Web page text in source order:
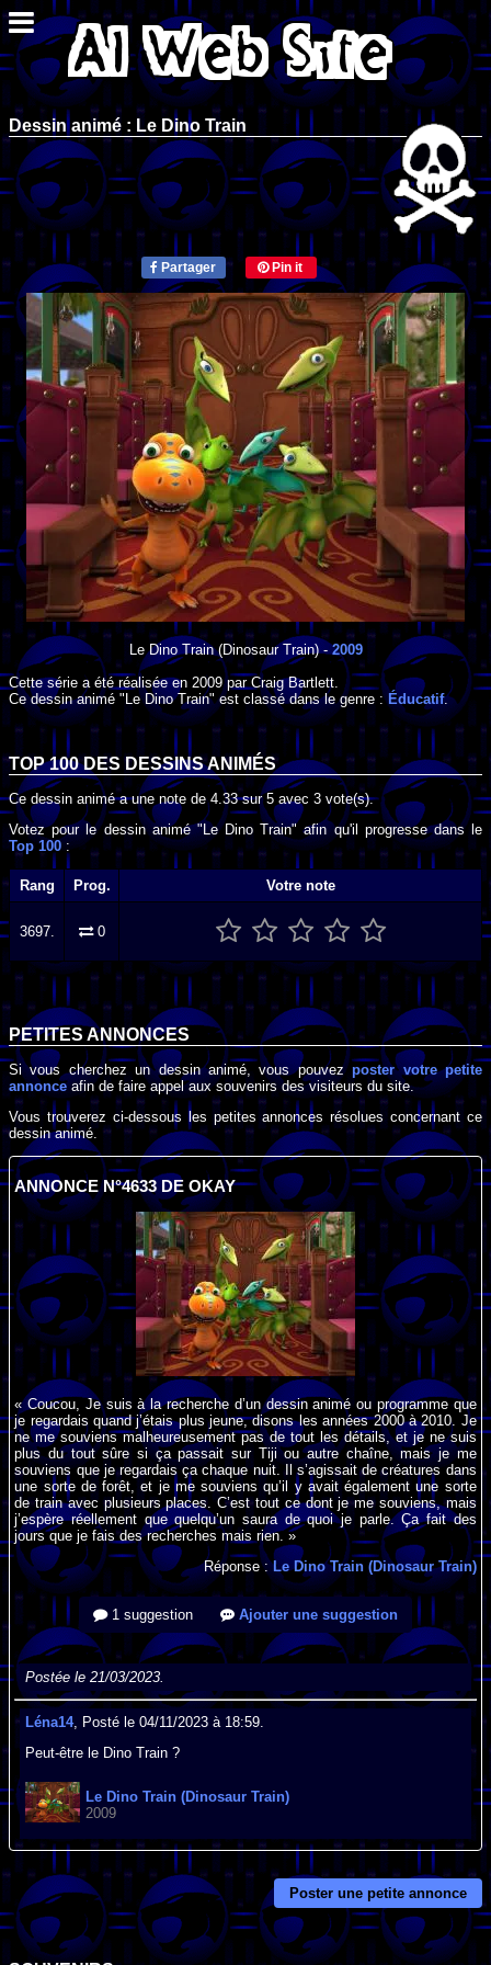
Dessin animé : Le Dino Train
Partager Pin it
Le Dino Train(Dinosaur Train) -2009
Cette série a été réalisée en 2009par Craig Bartlett
Ce dessin animé "Le Dino Train" est classé dans le genre : Éducatif.
TOP 100 DESDESSINS ANIMÉS
Ce dessin animé a une note de4.33sur5 avec 3 vote(s).
Votez pour le dessin animé "Le Dino Train" afin qu'il progresse dans le
Top 100 :
Rang Prog. Votre note
3697. 0
PETITES ANNONCES
Si vous cherchez un dessin animé, vous pouvezposter votre petite
annonceafin de faire appel aux souvenirs des visiteurs du site.
Vous trouverez ci-dessous les petites annonces résolues concernant ce
dessin animé.
ANNONCE N°4633 DE OKAY
« Coucou, Je suis à la recherche d’un dessin animé ou programme que
je regardais quand j’étais plus jeune, disons les années 2000 à 2010. Je
ne me souviens malheureusement pas de tout les détails, et je ne suis
plus du tout sûre si ça passait sur Tiji ou autre chaîne, mais je me
souviens que je regardais ça chaque nuit. Il s’agissait de créatures dans
une sorte de forêt, et je me souviens qu’il y avait également une sorte
de train avec plusieurs places. C’est tout ce dont je me souviens, mais
j’espère réellement que quelqu’un saura de quoi je parle. Ça fait des
jours que je fais des recherches mais rien. »
Réponse :Le Dino Train (Dinosaur Train)
1 suggestion Ajouter une suggestion
Postée le 21/03/2023.
Léna14, Posté le 04/11/2023 à 18:59.
Peut-être le Dino Train ?
Le Dino Train (Dinosaur Train)
2009
Poster une petite annonce